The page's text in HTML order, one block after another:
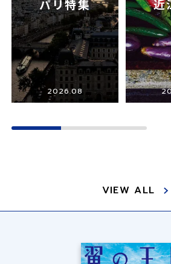
パリ特集
2026.08
近
VIEW ALL